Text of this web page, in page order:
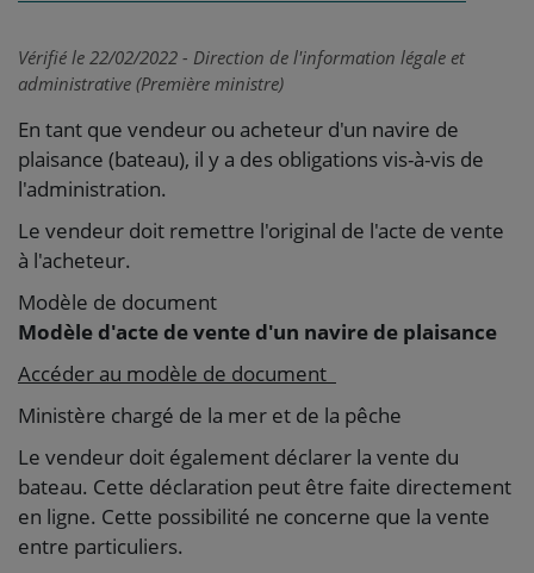
Vérifié le 22/02/2022 - Direction de l'information légale et
administrative (Première ministre)
En tant que vendeur ou acheteur d'un navire de
plaisance (bateau), il y a des obligations vis-à-vis de
l'administration.
Le vendeur doit remettre l'original de l'acte de vente
à l'acheteur.
Modèle de document
Modèle d'acte de vente d'un navire de plaisance
Accéder au modèle de document
Ministère chargé de la mer et de la pêche
Le vendeur doit également déclarer la vente du
bateau. Cette déclaration peut être faite directement
en ligne. Cette possibilité ne concerne que la vente
entre particuliers.